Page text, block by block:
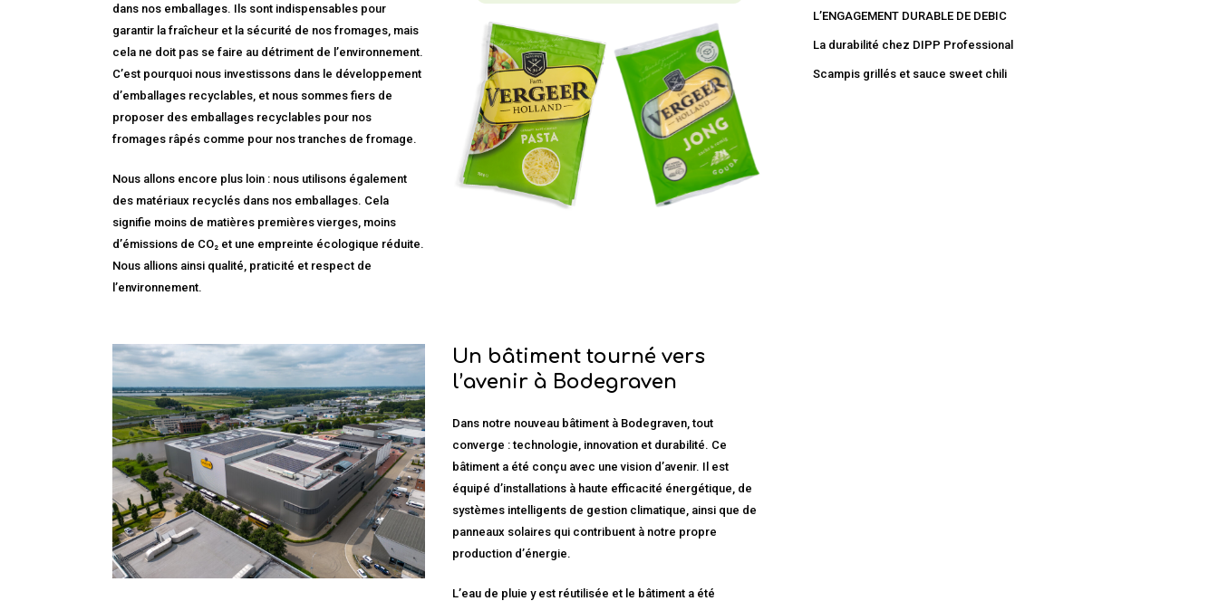
L’ENGAGEMENT DURABLE DE DEBIC
La durabilité chez DIPP Professional
Scampis grillés et sauce sweet chili
dans nos emballages. Ils sont indispensables pour
garantir la fraîcheur et la sécurité de nos fromages, mais
cela ne doit pas se faire au détriment de l’environnement.
C’est pourquoi nous investissons dans le développement
d’emballages recyclables, et nous sommes fiers de
proposer des emballages recyclables pour nos
fromages râpés comme pour nos tranches de fromage.
Nous allons encore plus loin : nous utilisons également
des matériaux recyclés dans nos emballages. Cela
signifie moins de matières premières vierges, moins
d’émissions de CO₂ et une empreinte écologique réduite.
Nous allions ainsi qualité, praticité et respect de
l’environnement.
Un bâtiment tourné vers
l’avenir à Bodegraven
Dans notre nouveau bâtiment à Bodegraven, tout
converge : technologie, innovation et durabilité. Ce
bâtiment a été conçu avec une vision d’avenir. Il est
équipé d’installations à haute efficacité énergétique, de
systèmes intelligents de gestion climatique, ainsi que de
panneaux solaires qui contribuent à notre propre
production d’énergie.
L’eau de pluie y est réutilisée et le bâtiment a été